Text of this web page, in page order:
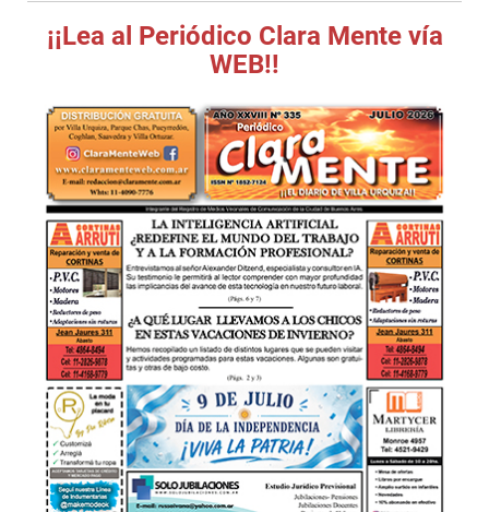
¡¡Lea al Periódico Clara Mente vía
WEB!!